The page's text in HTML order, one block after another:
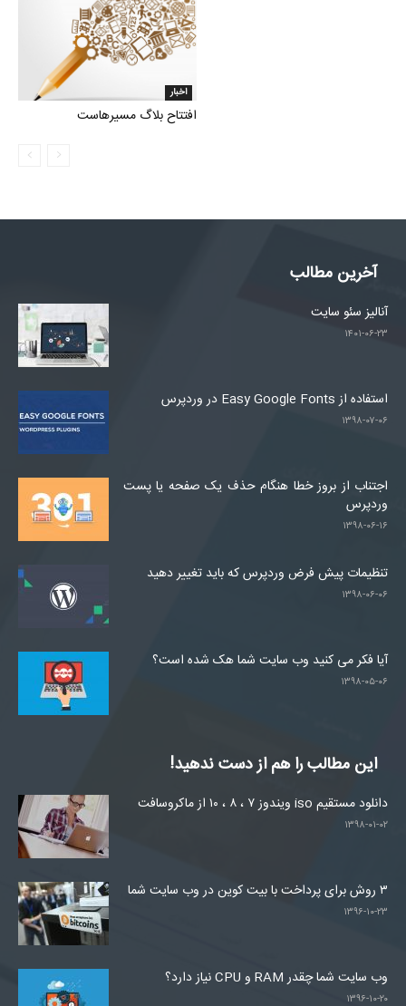
اخبار
افتتاح بلاگ مسیرهاست
آخرین مطالب
آنالیز سئو سایت
۱۴۰۱-۰۶-۲۳
استفاده از Easy Google Fonts در وردپرس
۱۳۹۸-۰۷-۰۶
اجتناب از بروز خطا هنگام حذف یک صفحه یا پست
وردپرس
۱۳۹۸-۰۶-۱۶
تنظیمات پیش فرض وردپرس که باید تغییر دهید
۱۳۹۸-۰۶-۰۶
آیا فکر می کنید وب سایت شما هک شده است؟
۱۳۹۸-۰۵-۰۶
این مطالب را هم از دست ندهید!
دانلود مستقیم iso ویندوز ۷ ، ۸ ، ۱۰ از ماکروسافت
۱۳۹۸-۰۱-۰۲
۳ روش برای پرداخت با بیت کوین در وب سایت شما
۱۳۹۶-۱۰-۲۳
وب سایت شما چقدر RAM و CPU نیاز دارد؟
۱۳۹۶-۱۰-۲۰